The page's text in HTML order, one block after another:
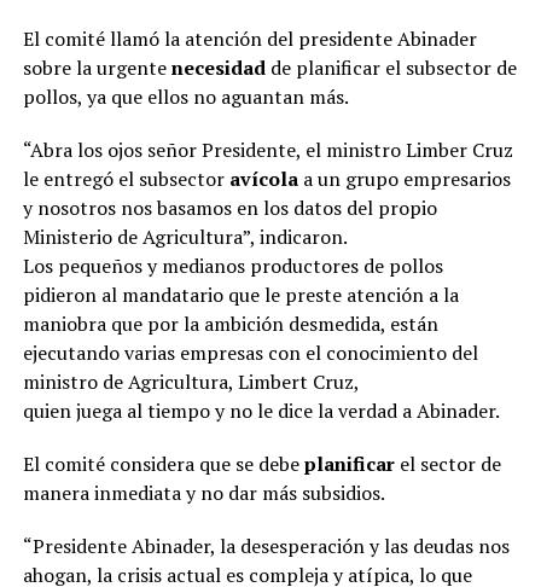
El comité llamó la atención del presidente Abinader
sobre la urgentenecesidadde planificar el subsector de
pollos, ya que ellos no aguantan más.
“Abra los ojos señor Presidente, el ministro Limber Cruz
le entregó el subsector avícolaa un grupo empresarios
y nosotros nos basamos en los datos del propio
Ministerio de Agricultura”, indicaron.
Los pequeños y medianos productores de pollos
pidieron al mandatario que le preste atención a la
maniobra que por la ambición desmedida, están
ejecutando varias empresas con el conocimiento del
ministro de Agricultura, Limbert Cruz,
quien juega al tiempo y no le dice la verdad a Abinader.
El comité considera que se debeplanificarel sector de
manera inmediata y no dar más subsidios.
“Presidente Abinader, la desesperación y las deudas nos
ahogan, la crisis actual es compleja y atípica, lo que